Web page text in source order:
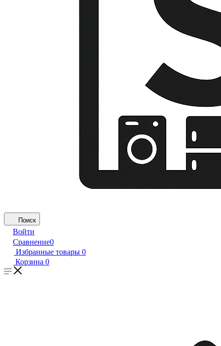
Поиск
Войти
Сравнение0
Избранные товары 0
Корзина 0